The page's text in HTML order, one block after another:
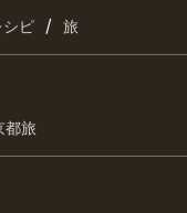
シピ / 旅
都旅